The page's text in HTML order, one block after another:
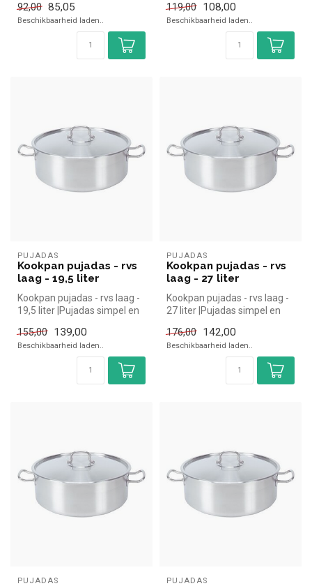
92,00 85,05
Beschikbaarheid laden..
119,00
108,00
Beschikbaarheid laden..
PUJADAS
Kookpan pujadas - rvs
laag - 19,5 liter
Kookpan pujadas - rvs laag -
19,5 liter |Pujadas simpel en
155,00
139,00
Beschikbaarheid laden..
PUJADAS
Kookpan pujadas - rvs
laag - 27 liter
Kookpan pujadas - rvs laag -
27 liter |Pujadas simpel en
176,00
142,00
Beschikbaarheid laden..
PUJADAS PUJADAS